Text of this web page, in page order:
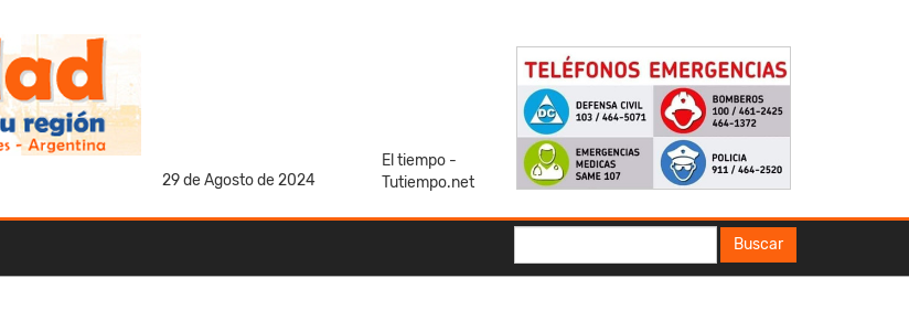
29 de Agosto de 2024
El tiempo -
Tutiempo.net
Buscar